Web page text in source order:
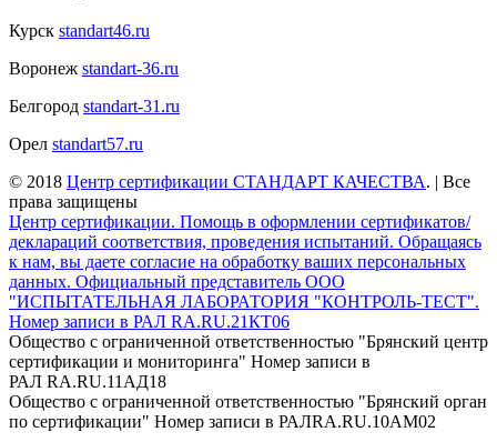
Курск standart46.ru
Воронеж standart-36.ru
Белгород standart-31.ru
Орел standart57.ru
© 2018 Центр сертификации СТАНДАРТ КАЧЕСТВА. | Все
права защищены
Центр сертификации. Помощь в оформлении сертификатов/
деклараций соответствия, проведения испытаний. Обращаясь
к нам, вы даете согласие на обработку ваших персональных
данных. Официальный представитель ООО
"ИСПЫТАТЕЛЬНАЯ ЛАБОРАТОРИЯ "КОНТРОЛЬ-ТЕСТ".
Номер записи в РАЛ RA.RU.21КТ06
Общество с ограниченной ответственностью "Брянский центр
сертификации и мониторинга" Номер записи в
РАЛ RA.RU.11АД18
Общество с ограниченной ответственностью "Брянский орган
по сертификации" Номер записи в РАЛRA.RU.10АМ02